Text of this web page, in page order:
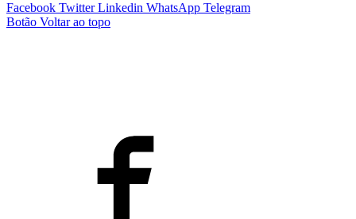
Facebook Twitter Linkedin WhatsApp Telegram
Botão Voltar ao topo